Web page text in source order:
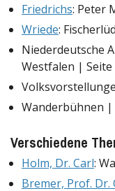
Friedrichs: Peter
Wriede:
Niederdeutsche
Westfalen | Seite
Wanderbühnen |
Verschiedene
Holm, Dr. Carl:
Bremer, Prof. Dr.